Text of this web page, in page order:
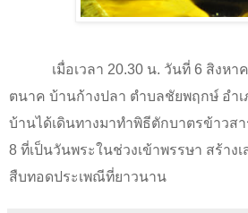
เมื่อเวลา 20.30 น. วันที่ 6 สิงหา
ตนาค บ้านก้างปลา ตำบลชัยพฤกษ์ อำเ
บ้านได้เดินทางมาทำพิธีตักบาตรข้าวส
8 ที่เป็นวันพระในช่วงเข้าพรรษา สร้า
สืบทอดประเพณีที่ยาวนาน